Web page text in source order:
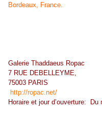
Bordeaux, France.
Galerie Thaddaeus Ropac
7 RUE DEBELLEYME,
75003 PARIS
http://ropac.net/
Horaire et jour d’ouverture: